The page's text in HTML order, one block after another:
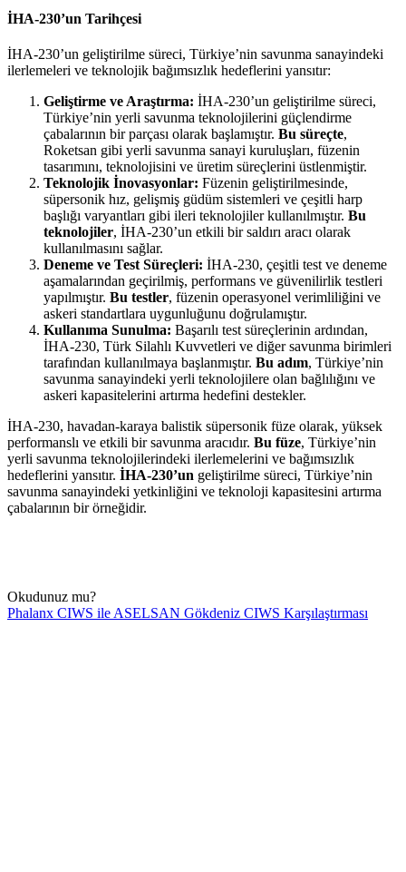
İHA-230’un Tarihçesi
İHA-230’un geliştirilme süreci, Türkiye’nin savunma sanayindeki
ilerlemeleri ve teknolojik bağımsızlık hedeflerini yansıtır:
Geliştirme ve Araştırma: İHA-230’un geliştirilme süreci,
Türkiye’nin yerli savunma teknolojilerini güçlendirme
çabalarının bir parçası olarak başlamıştır. Bu süreçte,
Roketsan gibi yerli savunma sanayi kuruluşları, füzenin
tasarımını, teknolojisini ve üretim süreçlerini üstlenmiştir.
Teknolojik İnovasyonlar: Füzenin geliştirilmesinde,
süpersonik hız, gelişmiş güdüm sistemleri ve çeşitli harp
başlığı varyantları gibi ileri teknolojiler kullanılmıştır. Bu
teknolojiler, İHA-230’un etkili bir saldırı aracı olarak
kullanılmasını sağlar.
Deneme ve Test Süreçleri: İHA-230, çeşitli test ve deneme
aşamalarından geçirilmiş, performans ve güvenilirlik testleri
yapılmıştır. Bu testler, füzenin operasyonel verimliliğini ve
askeri standartlara uygunluğunu doğrulamıştır.
Kullanıma Sunulma: Başarılı test süreçlerinin ardından,
İHA-230, Türk Silahlı Kuvvetleri ve diğer savunma birimleri
tarafından kullanılmaya başlanmıştır. Bu adım, Türkiye’nin
savunma sanayindeki yerli teknolojilere olan bağlılığını ve
askeri kapasitelerini artırma hedefini destekler.
İHA-230, havadan-karaya balistik süpersonik füze olarak, yüksek
performanslı ve etkili bir savunma aracıdır. Bu füze, Türkiye’nin
yerli savunma teknolojilerindeki ilerlemelerini ve bağımsızlık
hedeflerini yansıtır. İHA-230’un geliştirilme süreci, Türkiye’nin
savunma sanayindeki yetkinliğini ve teknoloji kapasitesini artırma
çabalarının bir örneğidir.
Okudunuz mu?
Phalanx CIWS ile ASELSAN Gökdeniz CIWS Karşılaştırması